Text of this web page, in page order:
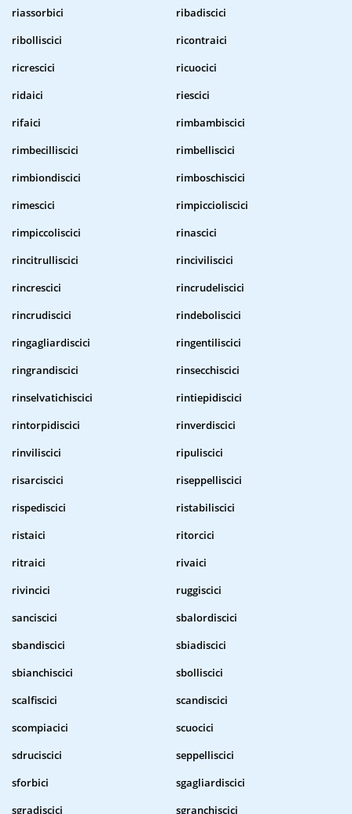
riassorbici
ribadiscici
ribolliscici
ricontraici
ricrescici
ricuocici
ridaici
riescici
rifaici
rimbambiscici
rimbecilliscici
rimbelliscici
rimbiondiscici
rimboschiscici
rimescici
rimpiccioliscici
rimpiccoliscici
rinascici
rincitrulliscici
rinciviliscici
rincrescici
rincrudeliscici
rincrudiscici
rindeboliscici
ringagliardiscici
ringentiliscici
ringrandiscici
rinsecchiscici
rinselvatichiscici
rintiepidiscici
rintorpidiscici
rinverdiscici
rinviliscici
ripuliscici
risarciscici
riseppelliscici
rispediscici
ristabiliscici
ristaici
ritorcici
ritraici
rivaici
rivincici
ruggiscici
sanciscici
sbalordiscici
sbandiscici
sbiadiscici
sbianchiscici
sbolliscici
scalfiscici
scandiscici
scompiacici
scuocici
sdruciscici
seppelliscici
sforbici
sgagliardiscici
sgradiscici
sgranchiscici